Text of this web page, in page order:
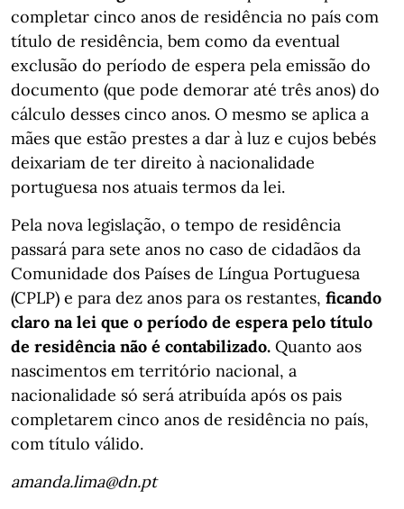
completar cinco anos de residência no país com
título de residência, bem como da eventual
exclusão do período de espera pela emissão do
documento (que pode demorar até três anos) do
cálculo desses cinco anos. O mesmo se aplica a
mães que estão prestes a dar à luz e cujos bebés
deixariam de ter direito à nacionalidade
portuguesa nos atuais termos da lei.
Pela nova legislação, o tempo de residência
passará para sete anos no caso de cidadãos da
Comunidade dos Países de Língua Portuguesa
(CPLP) e para dez anos para os restantes, ficando
claro na lei que o período de espera pelo título
de residência não é contabilizado. Quanto aos
nascimentos em território nacional, a
nacionalidade só será atribuída após os pais
completarem cinco anos de residência no país,
com título válido.
amanda.lima@dn.pt